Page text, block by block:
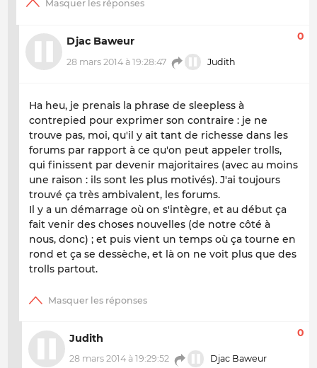
Djac Baweur
28 mars 2014 à 19:28:47 Judith
0
Ha heu, je prenais la phrase de sleepless à
contrepied pour exprimer son contraire : je ne
trouve pas, moi, qu'il y ait tant de richesse dans les
forums par rapport à ce qu'on peut appeler trolls,
qui finissent par devenir majoritaires (avec au moins
une raison : ils sont les plus motivés). J'ai toujours
trouvé ça très ambivalent, les forums.
Il y a un démarrage où on s'intègre, et au début ça
fait venir des choses nouvelles (de notre côté à
nous, donc) ; et puis vient un temps où ça tourne en
rond et ça se dessèche, et là on ne voit plus que des
trolls partout.
Judith
28 mars 2014 à 19:29:52 Djac Baweur
0